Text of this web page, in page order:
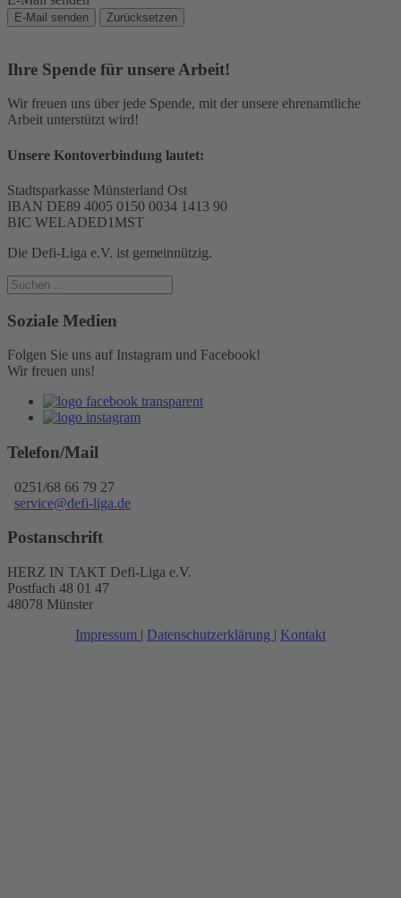
E-Mail senden Zurücksetzen
Ihre Spende für unsere Arbeit!
Wir freuen uns über jede Spende, mit der unsere ehrenamtliche
Arbeit unterstützt wird!
Unsere Kontoverbindung lautet:
Stadtsparkasse Münsterland Ost
IBAN DE89 4005 0150 0034 1413 90
BIC WELADED1MST
Die Defi-Liga e.V. ist gemeinnützig.
Soziale Medien
Folgen Sie uns auf Instagram und Facebook!
Wir freuen uns!
Telefon/Mail
0251/68 66 79 27
service@defi-liga.de
Postanschrift
HERZ IN TAKT Defi-Liga e.V.
Postfach 48 01 47
48078 Münster
Impressum | Datenschutzerklärung | Kontakt